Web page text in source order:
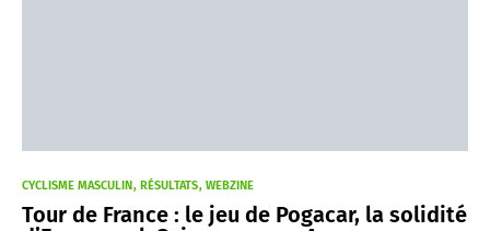
CYCLISME MASCULIN RÉSULTATS WEBZINE
Tour de France : le jeu de Pogacar, la solidité